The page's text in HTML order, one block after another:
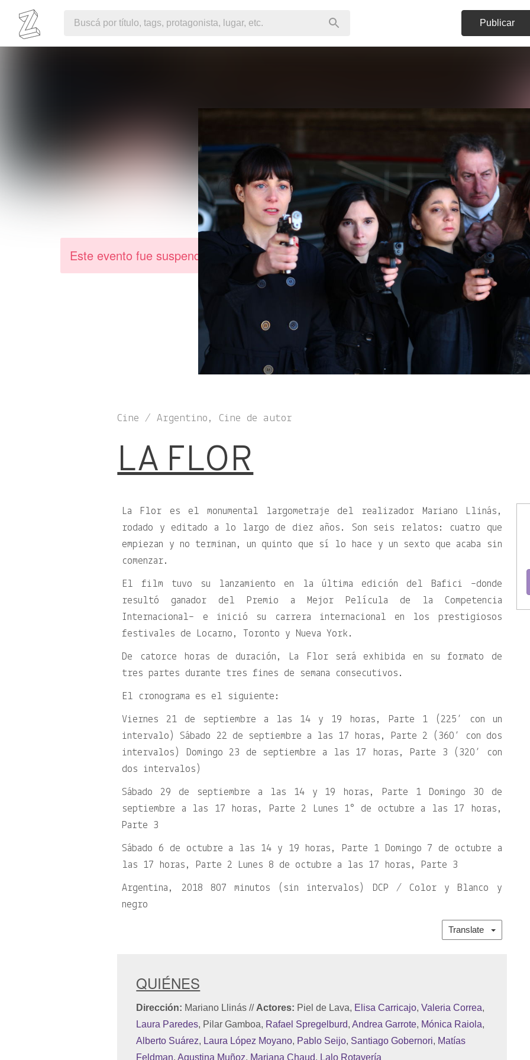
Publicar
Este evento fue suspendido debido a la pandemia del COVID-19.
Cine / Argentino, Cine de autor
LA FLOR
La Flor es el monumental largometraje del realizador Mariano Llinás,
rodado y editado a lo largo de diez años. Son seis relatos: cuatro que
empiezan y no terminan, un quinto que sí lo hace y un sexto que acaba sin
comenzar.
El film tuvo su lanzamiento en la última edición del Bafici –donde
resultó ganador del Premio a Mejor Película de la Competencia
Internacional– e inició su carrera internacional en los prestigiosos
festivales de Locarno, Toronto y Nueva York.
De catorce horas de duración, La Flor será exhibida en su formato de
tres partes durante tres fines de semana consecutivos.
El cronograma es el siguiente:
Viernes 21 de septiembre a las 14 y 19 horas, Parte 1 (225’ con un
intervalo) Sábado 22 de septiembre a las 17 horas, Parte 2 (360’ con dos
intervalos) Domingo 23 de septiembre a las 17 horas, Parte 3 (320’ con
dos intervalos)
Sábado 29 de septiembre a las 14 y 19 horas, Parte 1 Domingo 30 de
septiembre a las 17 horas, Parte 2 Lunes 1° de octubre a las 17 horas,
Parte 3
Sábado 6 de octubre a las 14 y 19 horas, Parte 1 Domingo 7 de octubre a
las 17 horas, Parte 2 Lunes 8 de octubre a las 17 horas, Parte 3
Argentina, 2018 807 minutos (sin intervalos) DCP / Color y Blanco y
negro
Translate
QUIÉNES
Dirección: Mariano Llinás// Actores: Piel de Lava, Elisa Carricajo,Valeria Correa,
Laura Paredes, Pilar Gamboa, Rafael Spregelburd,Andrea Garrote, Mónica Raiola,
Alberto Suárez, Laura López Moyano, Pablo Seijo, Santiago Gobernori, Matías
Feldman,Agustina Muñoz, Mariana Chaud, Lalo Rotavería